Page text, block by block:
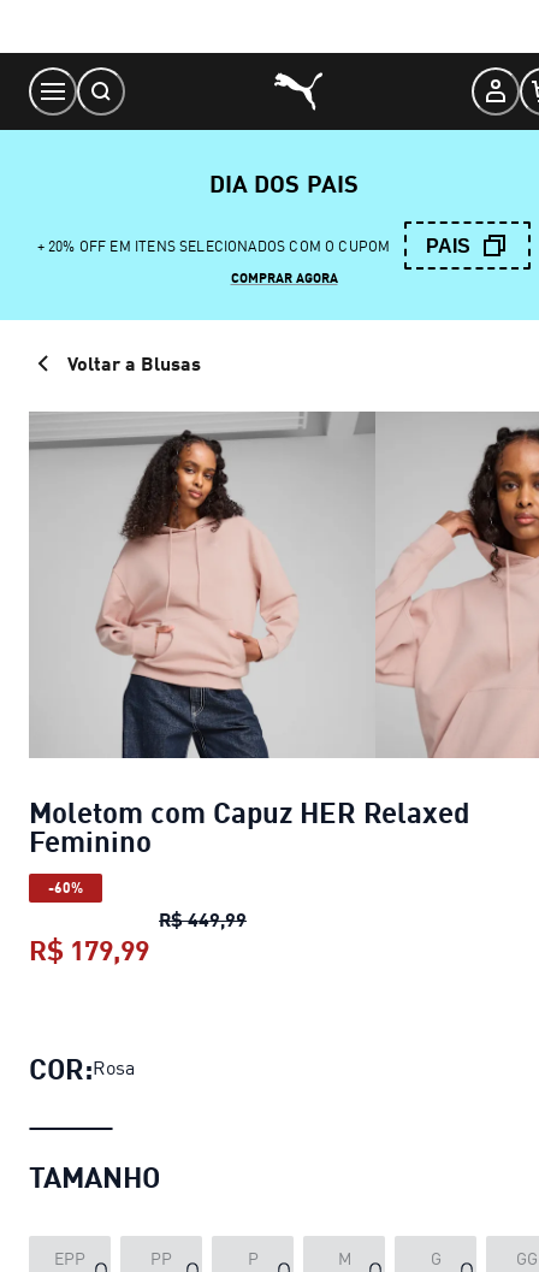
Content
DIA DOS PAIS
+ 20% OFF EM ITENS SELECIONADOS COM O CUPOM PAIS
COMPRAR AGORA
Voltar a Blusas
Moletom com Capuz HER Relaxed
Feminino
-60%
R$ 449,99Moletom com Capuz HER
R$ 179,99
COR:Rosa
TAMANHO
EPP PP P M G GG